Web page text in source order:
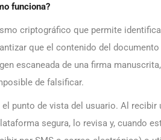
funciona?
criptográfico que permite
que el contenido del
escaneada de una firma
de falsificar.
punto de vista del usuario. Al recibir
segura, lo revisa y, cuando